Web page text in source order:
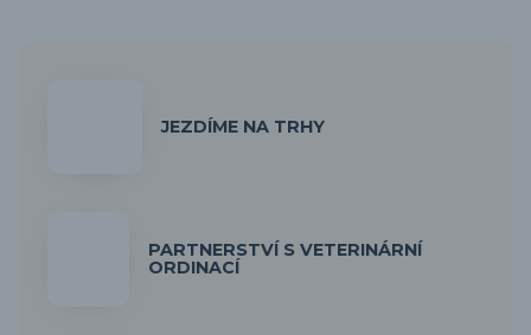
JEZDÍME NA TRHY
PARTNERSTVÍ S VETERINÁRNÍ
ORDINACÍ